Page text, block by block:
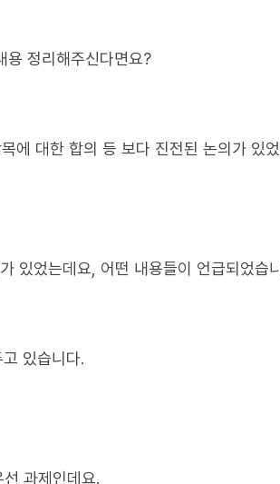
용 정리해주신다면요?
에 대한 합의 등 보다 진전된 논의가 있
있었는데요, 어떤 내용들이 언급되었습
있습니다.
과제인데요.